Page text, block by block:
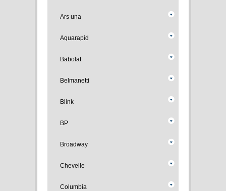
Ars una
Aquarapid
Babolat
Belmanetti
Blink
BP
Broadway
Chevelle
Columbia